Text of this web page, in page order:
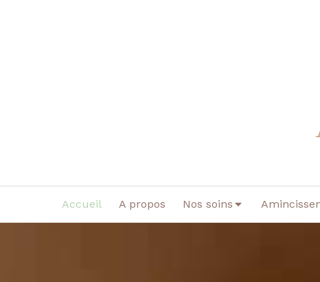
Accueil A propos Nos soins